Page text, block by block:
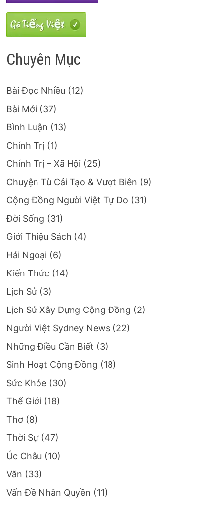
Chuyên Mục
Bài Đọc Nhiều (12)
Bài Mới (37)
Bình Luận (13)
Chính Trị (1)
Chính Trị – Xã Hội (25)
Chuyện Tù Cải Tạo & Vượt Biên (9)
Cộng Đồng Người Việt Tự Do (31)
Đời Sống (31)
Giới Thiệu Sách (4)
Hải Ngoại (6)
Kiến Thức (14)
Lịch Sử(3)
Lịch Sử Xây Dựng Cộng Đồng (2)
Người Việt Sydney News (22)
Những Điều Cần Biết (3)
Sinh Hoạt Cộng Đồng (18)
Sức Khỏe (30)
Thế Giới (18)
Thơ (8)
Thời Sự(47)
Úc Châu (10)
Văn (33)
Vấn Đề Nhân Quyền (11)